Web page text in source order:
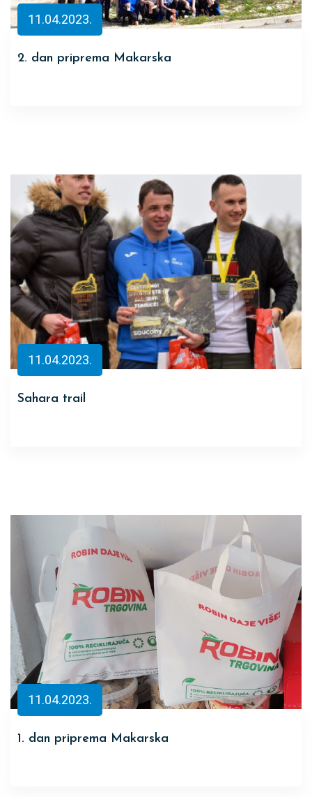
11.04.2023.
2. dan priprema Makarska
11.04.2023.
Sahara trail
11.04.2023.
1. dan priprema Makarska